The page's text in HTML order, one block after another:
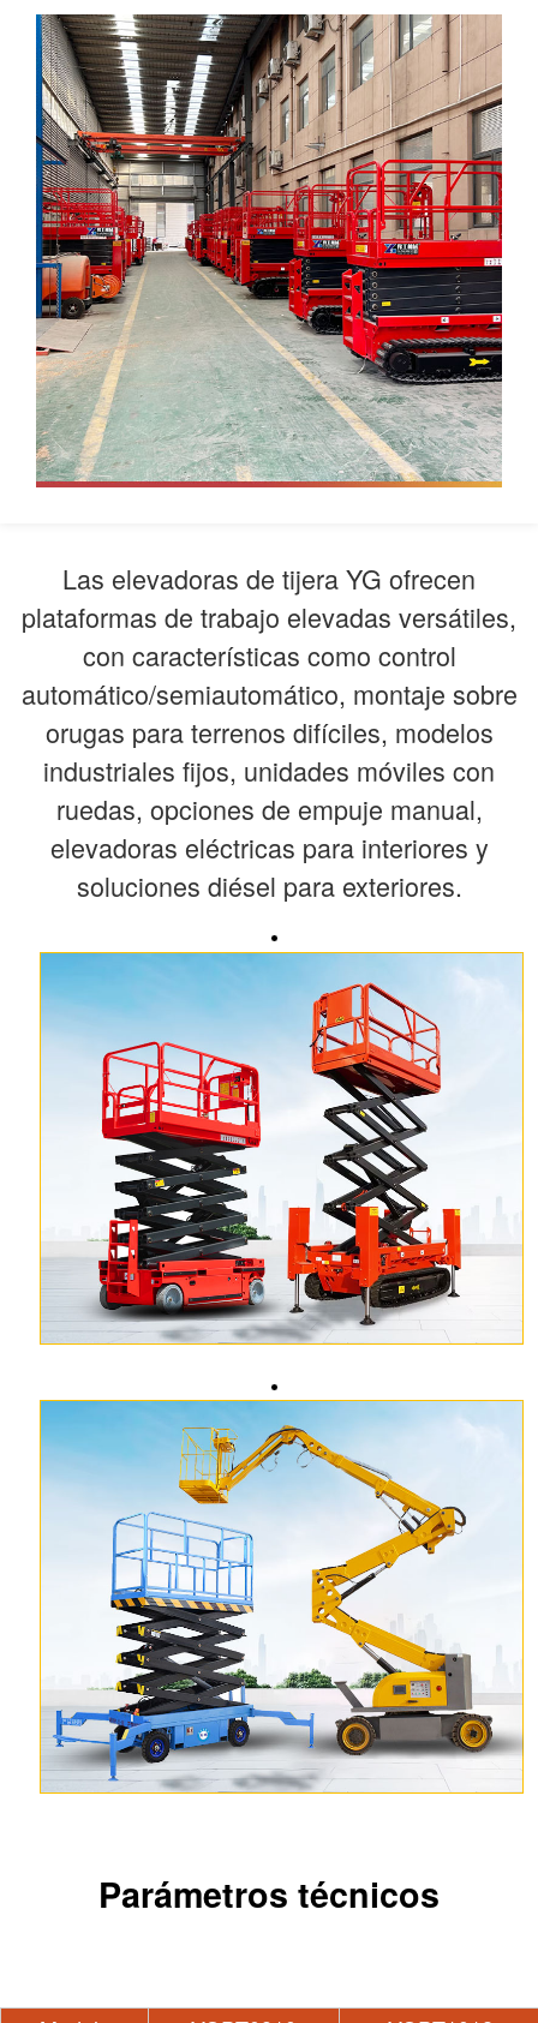
Las elevadoras de tijera YG ofrecen
plataformas de trabajo elevadas versátiles,
con características como control
automático/semiautomático, montaje sobre
orugas para terrenos difíciles, modelos
industriales fijos, unidades móviles con
ruedas, opciones de empuje manual,
elevadoras eléctricas para interiores y
soluciones diésel para exteriores.
Parámetros técnicos